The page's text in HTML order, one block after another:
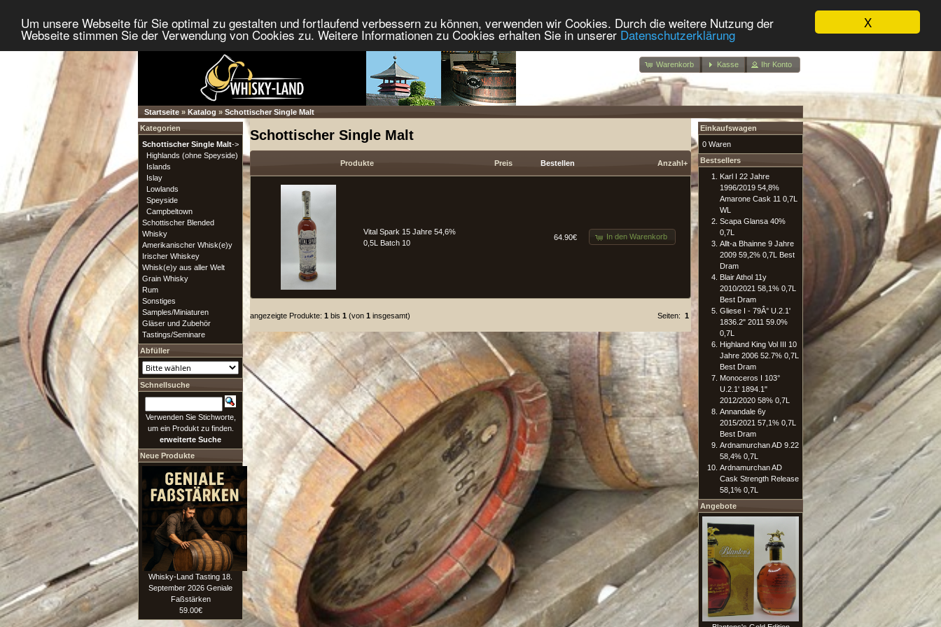
X
Um unsere Webseite für Sie optimal zu gestalten und fortlaufend verbessern zu können, verwenden wir Cookies. Durch die weitere Nutzung der
Webseite stimmen Sie der Verwendung von Cookies zu. Weitere Informationen zu Cookies erhalten Sie in unserer Datenschutzerklärung
Warenkorb Kasse Ihr Konto
Startseite » Katalog » Schottischer Single Malt
Schottischer Single Malt
Produkte Preis Bestellen Anzahl+
Vital Spark 15 Jahre 54,6%
0,5L Batch 10
64.90€ In den Warenkorb
Seiten: 1
angezeigte Produkte: 1 bis 1 (von 1 insgesamt)
Kategorien
Schottischer Single Malt->
Highlands (ohne Speyside)
Islands
Islay
Lowlands
Speyside
Campbeltown
Schottischer Blended
Whisky
Amerikanischer Whisk(e)y
Irischer Whiskey
Whisk(e)y aus aller Welt
Grain Whisky
Rum
Sonstiges
Samples/Miniaturen
Gläser und Zubehör
Tastings/Seminare
Abfüller
Schnellsuche
Verwenden Sie Stichworte,
um ein Produkt zu finden.
erweiterte Suche
Neue Produkte
Whisky-Land Tasting 18.
September 2026 Geniale
Faßstärken
59.00€
Einkaufswagen
0 Waren
Bestsellers
Karl I 22 Jahre
1996/2019 54,8%
Amarone Cask 11 0,7L
WL
Scapa Glansa 40%
0,7L
Allt-a Bhainne 9 Jahre
2009 59,2% 0,7L Best
Dram
Blair Athol 11y
2010/2021 58,1% 0,7L
Best Dram
Gliese I - 79Â° U.2.1'
1836.2" 2011 59.0%
0,7L
Highland King Vol III 10
Jahre 2006 52.7% 0,7L
Best Dram
Monoceros I 103°
U.2.1' 1894.1"
2012/2020 58% 0,7L
Annandale 6y
2015/2021 57,1% 0,7L
Best Dram
Ardnamurchan AD 9.22
58,4% 0,7L
Ardnamurchan AD
Cask Strength Release
58,1% 0,7L
Angebote